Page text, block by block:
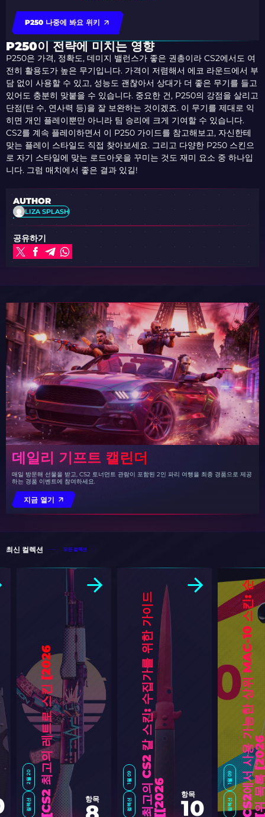
P250 나중에 봐요 위키
P250이 전략에 미치는 영향
P250은 가격, 정확도, 데미지 밸런스가 좋은 권총이라 CS2에서도 여
전히 활용도가 높은 무기입니다. 가격이 저렴해서 에코 라운드에서 부
담 없이 사용할 수 있고, 성능도 괜찮아서 상대가 더 좋은 무기를 들고
있어도 충분히 맞붙을 수 있습니다. 중요한 건, P250의 강점을 살리고
단점(탄 수, 연사력 등)을 잘 보완하는 것이겠죠. 이 무기를 제대로 익
히면 개인 플레이뿐만 아니라 팀 승리에 크게 기여할 수 있습니다.
CS2를 계속 플레이하면서 이 P250 가이드를 참고해보고, 자신한테
맞는 플레이 스타일도 직접 찾아보세요. 그리고 다양한 P250 스킨으
로 자기 스타일에 맞는 로드아웃을 꾸미는 것도 재미 요소 중 하나입
니다. 그럼 매치에서 좋은 결과 있길!
AUTHOR
LIZA SPLASH
공유하기
데일리 기프트 캘린더
매일 방문해 선물을 받고, CS2 토너먼트 관람이 포함된 2인 파리 여행을 최종 경품으로 제공
하는 경품 이벤트에 참여하세요.
지금 열기
최신 컬렉션 모든 컬렉션
1월 09
컬렉션 C
S
2
에
서
사
용
가
능
한
상
위
M
A
C
-
1
0
스
킨
:
순
위
목
록
[
2
0
2
1월 09
컬렉션 최
고
의
C
S
2
칼
스
킨
:
수
집
가
를
위
한
가
이
드
[
2
0
26
] 항목
10
2월 20
컬렉션
C
S
2
최
고
의
레
트
로
스
킨
[
2
0
2
6
] 항목